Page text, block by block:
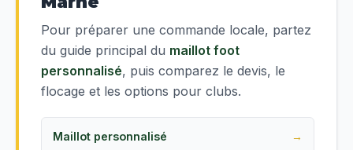
Pour préparer une commande locale, partez
du guide principal du maillot foot
personnalisé, puis comparez le devis, le
flocage et les options pour clubs.
Maillot personnalisé